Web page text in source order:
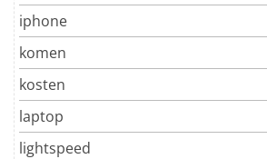
iphone
komen
kosten
laptop
lightspeed